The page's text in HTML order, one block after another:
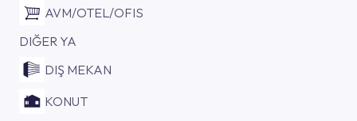
AVM/OTEL/OFIS
DIĞER YA
DIŞ MEKAN
KONUT